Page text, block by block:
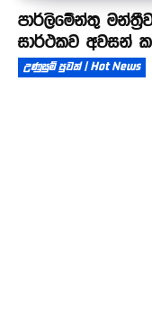
පාර්ලිමේන්තු
සාර්ථකව අවසන්
උණුසුම් පුවත් | Hot News